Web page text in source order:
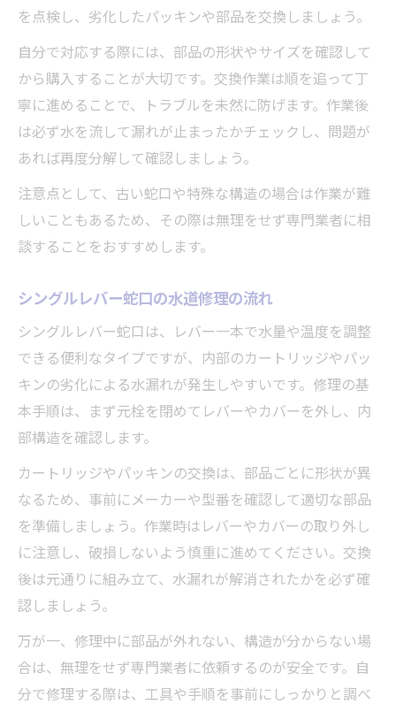
を点検し、劣化したパッキンや部品を交換しましょう。
自分で対応する際には、部品の形状やサイズを確認して
から購入することが大切です。交換作業は順を追って丁
寧に進めることで、トラブルを未然に防げます。作業後
は必ず水を流して漏れが止まったかチェックし、問題が
あれば再度分解して確認しましょう。
注意点として、古い蛇口や特殊な構造の場合は作業が難
しいこともあるため、その際は無理をせず専門業者に相
談することをおすすめします。
シングルレバー蛇口の水道修理の流れ
シングルレバー蛇口は、レバー一本で水量や温度を調整
できる便利なタイプですが、内部のカートリッジやパッ
キンの劣化による水漏れが発生しやすいです。修理の基
本手順は、まず元栓を閉めてレバーやカバーを外し、内
部構造を確認します。
カートリッジやパッキンの交換は、部品ごとに形状が異
なるため、事前にメーカーや型番を確認して適切な部品
を準備しましょう。作業時はレバーやカバーの取り外し
に注意し、破損しないよう慎重に進めてください。交換
後は元通りに組み立て、水漏れが解消されたかを必ず確
認しましょう。
万が一、修理中に部品が外れない、構造が分からない場
合は、無理をせず専門業者に依頼するのが安全です。自
分で修理する際は、工具や手順を事前にしっかりと調べ